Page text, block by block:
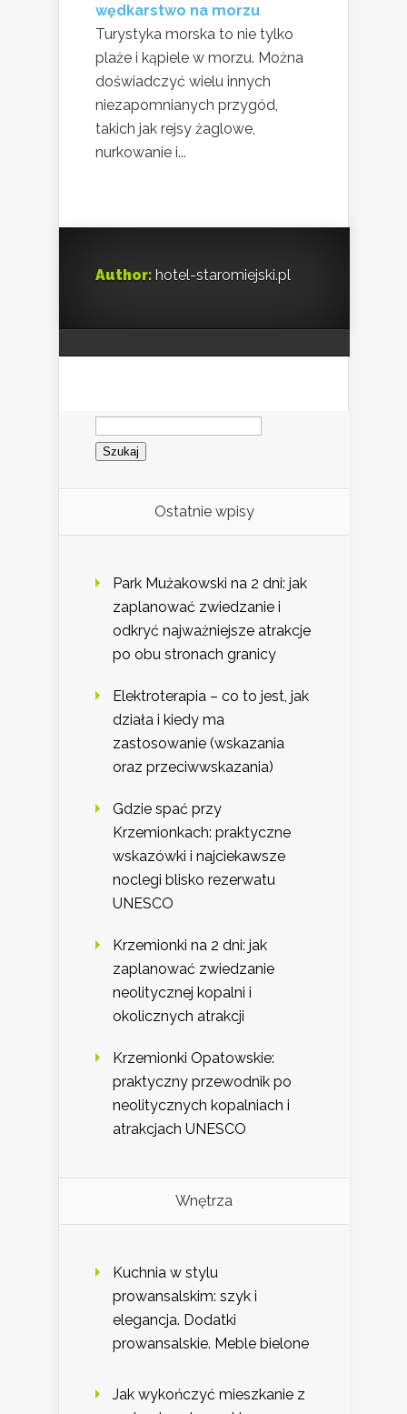
wędkarstwo na morzu
Turystyka morska to nie tylko
plaże i kąpiele w morzu. Można
doświadczyć wielu innych
niezapomnianych przygód,
takich jak rejsy żaglowe,
nurkowanie i...
Author: hotel-staromiejski.pl
Szukaj:
Ostatnie wpisy
Park Mużakowski na 2 dni: jak
zaplanować zwiedzanie i
odkryć najważniejsze atrakcje
po obu stronach granicy
Elektroterapia – co to jest, jak
działa i kiedy ma
zastosowanie (wskazania
oraz przeciwwskazania)
Gdzie spać przy
Krzemionkach: praktyczne
wskazówki i najciekawsze
noclegi blisko rezerwatu
UNESCO
Krzemionki na 2 dni: jak
zaplanować zwiedzanie
neolitycznej kopalni i
okolicznych atrakcji
Krzemionki Opatowskie:
praktyczny przewodnik po
neolitycznych kopalniach i
atrakcjach UNESCO
Wnętrza
Kuchnia w stylu
prowansalskim: szyk i
elegancja. Dodatki
prowansalskie. Meble bielone
Jak wykończyć mieszkanie z